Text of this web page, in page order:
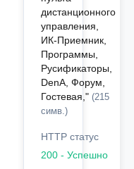
дистанционного
управления,
ИК-Приемник,
Программы,
Русификаторы,
DenA, Форум,
Гостевая," (215
симв.)
HTTP статус
200 - Успешно